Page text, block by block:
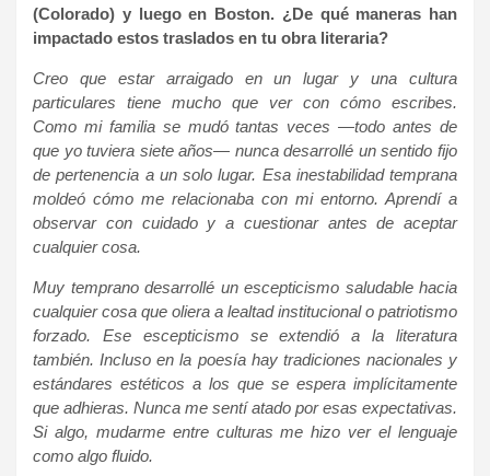
(Colorado) y luego en Boston. ¿De qué maneras han
impactado estos traslados en tu obra literaria?
Creo que estar arraigado en un lugar y una cultura
particulares tiene mucho que ver con cómo escribes.
Como mi familia se mudó tantas veces —todo antes de
que yo tuviera siete años— nunca desarrollé un sentido fijo
de pertenencia a un solo lugar. Esa inestabilidad temprana
moldeó cómo me relacionaba con mi entorno. Aprendí a
observar con cuidado y a cuestionar antes de aceptar
cualquier cosa.
Muy temprano desarrollé un escepticismo saludable hacia
cualquier cosa que oliera a lealtad institucional o patriotismo
forzado. Ese escepticismo se extendió a la literatura
también. Incluso en la poesía hay tradiciones nacionales y
estándares estéticos a los que se espera implícitamente
que adhieras. Nunca me sentí atado por esas expectativas.
Si algo, mudarme entre culturas me hizo ver el lenguaje
como algo fluido.